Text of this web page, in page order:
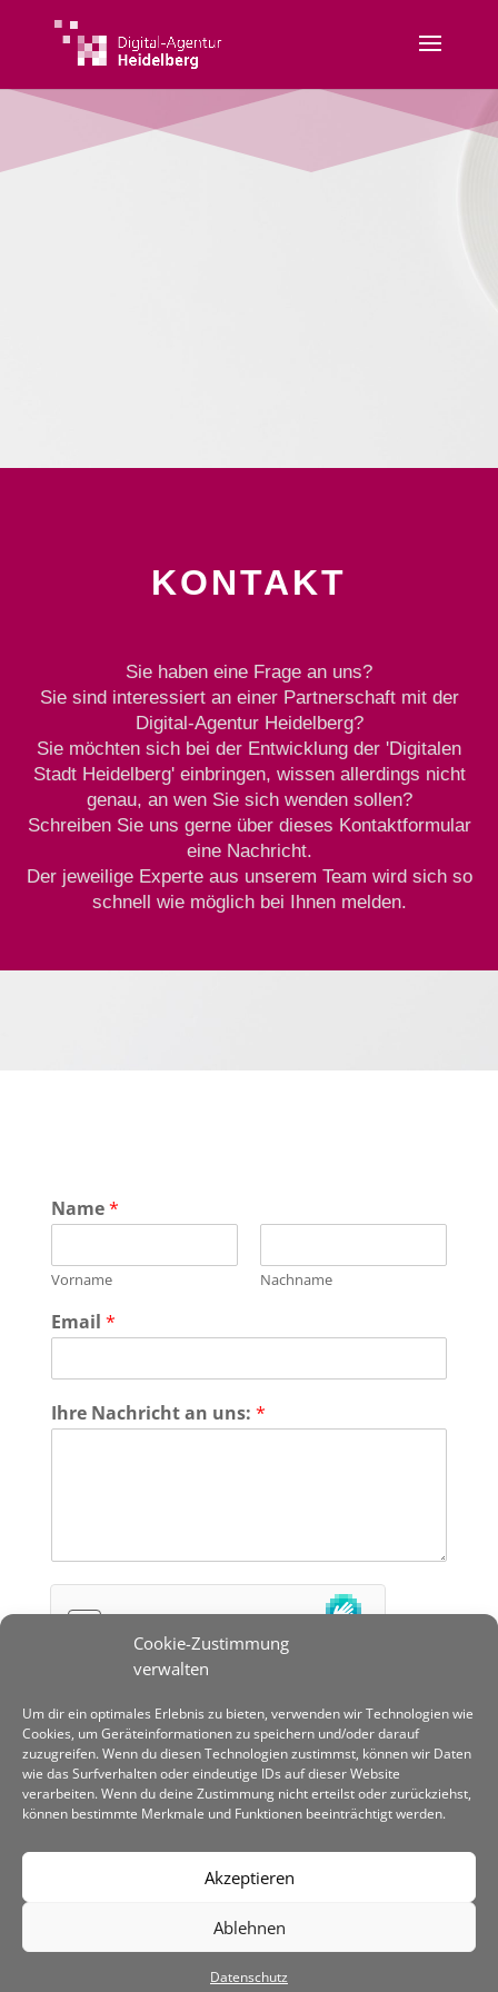
Cookie-Zustimmung
verwalten
Um dir ein optimales Erlebnis zu bieten, verwenden wir Technologien wie
Cookies, um Geräteinformationen zu speichern und/oder darauf
zuzugreifen. Wenn du diesen Technologien zustimmst, können wir Daten
wie das Surfverhalten oder eindeutige IDs auf dieser Website
verarbeiten. Wenn du deine Zustimmung nicht erteilst oder zurückziehst,
können bestimmte Merkmale und Funktionen beeinträchtigt werden.
Akzeptieren
Ablehnen
Datenschutz
KONTAKT
Sie haben eine Frage an uns?
Sie sind interessiert an einer Partnerschaft mit der
Digital-Agentur Heidelberg?
Sie möchten sich bei der Entwicklung der 'Digitalen
Stadt Heidelberg' einbringen, wissen allerdings nicht
genau, an wen Sie sich wenden sollen?
Schreiben Sie uns gerne über dieses Kontaktformular
eine Nachricht.
Der jeweilige Experte aus unserem Team wird sich so
schnell wie möglich bei Ihnen melden.
Name*
Vorname Nachname
Email *
Ihre Nachricht an uns: *
Senden
Digital-Agentur Heidelberg GmbH
69124 Heidelberg